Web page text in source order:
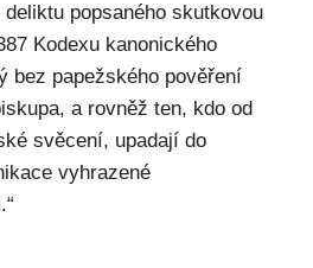
popsaného skutkovou
Kodexu kanonického
bez papežského pověření
a rovněž ten, kdo od
svěcení, upadají do
vyhrazené